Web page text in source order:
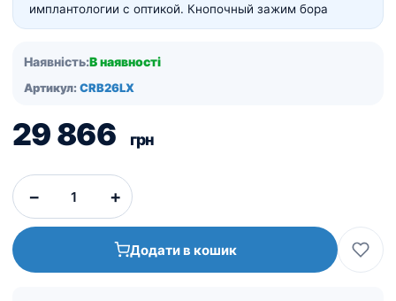
имплантологии с оптикой. Кнопочный зажим бора
Наявність:В наявності
Артикул: CRB26LX
29 866 грн
− +
Додати в кошик